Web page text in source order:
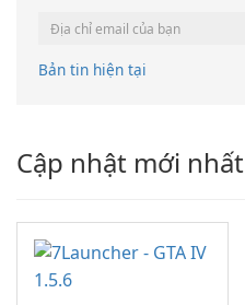
Bản tin hiện tại
Cập nhật mới nhất